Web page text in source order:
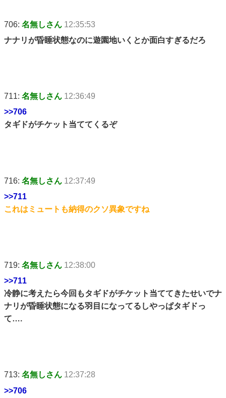
706: 名無しさん 12:35:53
ナナリが昏睡状態なのに遊園地いくとか面白すぎるだろ
711: 名無しさん 12:36:49
>>706
タギドがチケット当ててくるぞ
716: 名無しさん 12:37:49
>>711
これはミュートも納得のクソ異象ですね
719: 名無しさん 12:38:00
>>711
冷静に考えたら今回もタギドがチケット当ててきたせいでナ
ナリが昏睡状態になる羽目になってるしやっぱタギドっ
て….
713: 名無しさん 12:37:28
>>706